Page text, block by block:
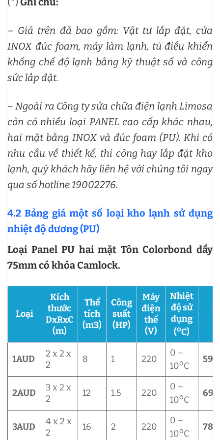
– Giá trên đã bao gồm: Vật tư lắp đặt, cửa
INOX đúc foam, máy làm lạnh, tủ điều khiển
khống chế độ lạnh bằng kỹ thuật số và công
sức lắp đặt.
– Ngoài ra Công ty sửa chữa điện lạnh Limosa
còn có nhiều loại PANEL cao cấp khác nhau,
hai mặt bằng INOX và đúc foam (PU). Khi có
nhu cầu về thiết kế, thi công hay lắp đặt kho
lạnh, quý khách hãy liên hệ với chúng tôi ngay
qua số hotline 19002276.
4.2 Bảng giá một số loại kho lạnh sử dụng
nhiệt độ dương (PU)
Loại Panel PU hai mặt Tôn Colorbond dầy
75mm có khóa Camlock.
Loại
Kích
thước
DxRxC
(m)
Thể
tích
(m3)
Công
suất
(HP)
Máy
điện
thế
(V)
Nhiệt
độ sử
dụng
(oC)
1AUD
2 x 2 x
2
8 1 220
0 –
10oC
2AUD
3 x 2 x
2
12 1.5 220
0 –
10oC
3AUD
4 x 2 x
2
16 2 220
0 –
10oC